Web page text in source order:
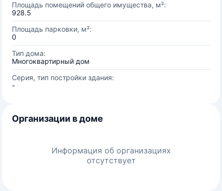
Площадь помещений общего имущества, м²:
928.5
Площадь парковки, м²:
0
Тип дома:
Многоквартирный дом
Серия, тип постройки здания:
-
Организации в доме
Информация об организациях
отсутствует